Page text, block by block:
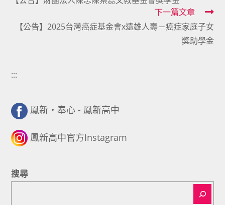
more
articles
下一篇文章
【公告】2025台灣癌症基金會x遠雄人壽－癌症家庭子女
獎助學金
:::
鳳新・奉心 - 鳳新高中
鳳新高中官方Instagram
搜尋